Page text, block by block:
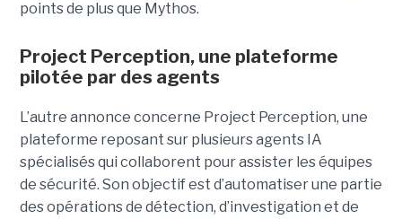
points de plus que Mythos.
Project Perception, une plateforme
pilotée par des agents
L’autre annonce concerne Project Perception, une
plateforme reposant sur plusieurs agents IA
spécialisés qui collaborent pour assister les équipes
de sécurité. Son objectif est d’automatiser une partie
des opérations de détection, d’investigation et de